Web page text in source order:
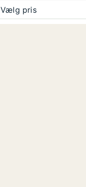
Vælg pris